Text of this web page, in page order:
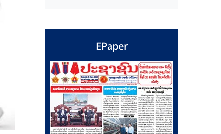
EPaper